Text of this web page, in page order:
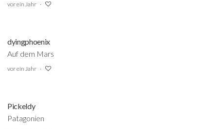
vor ein Jahr
dyingphoenix
Auf dem Mars
vor ein Jahr
Pickeldy
Patagonien